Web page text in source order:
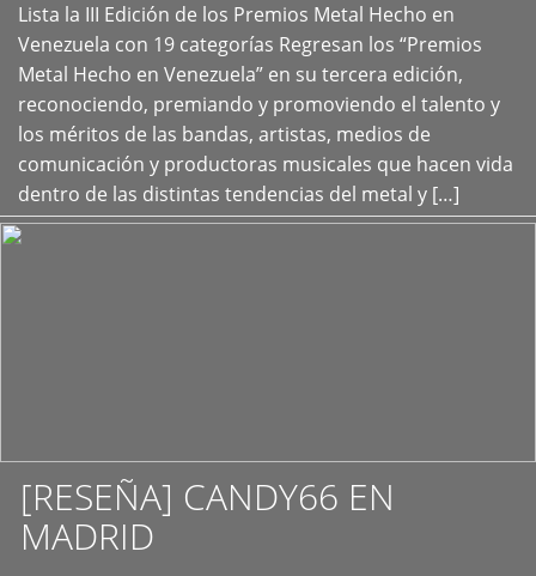
Lista la III Edición de los Premios Metal Hecho en
Venezuela con 19 categorías Regresan los “Premios
Metal Hecho en Venezuela” en su tercera edición,
reconociendo, premiando y promoviendo el talento y
los méritos de las bandas, artistas, medios de
comunicación y productoras musicales que hacen vida
dentro de las distintas tendencias del metal y […]
+
[RESEÑA] CANDY66 EN
MADRID